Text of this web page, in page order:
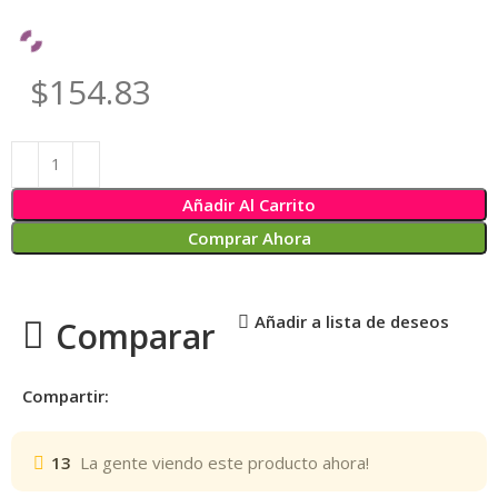
$154.83
Añadir Al Carrito
Comprar Ahora
Comparar Añadir a lista de deseos
Compartir:
13 La gente viendo este producto ahora!